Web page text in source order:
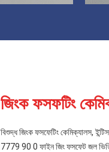
জিংক ফসফটিং
বিশুদ্ধ জিংক ফসফেটিং কেমিক্যালস,
7779 90 0 ফাইন জিং ফসফেট জল